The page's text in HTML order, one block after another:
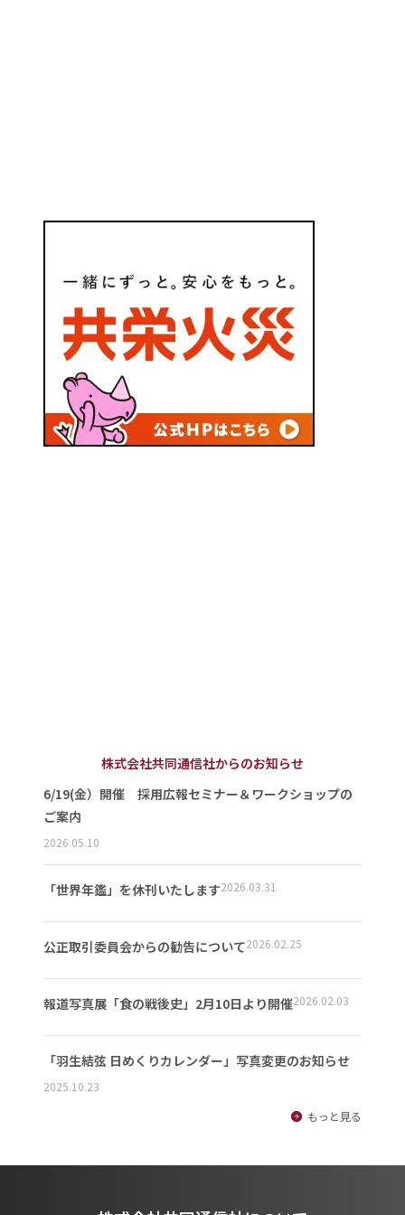
株式会社共同通信社からのお知らせ
6/19(金）開催 採用広報セミナー＆ワークショップの
ご案内
2026.05.10
「世界年鑑」を休刊いたします2026.03.31
公正取引委員会からの勧告について2026.02.25
報道写真展「食の戦後史」2月10日より開催2026.02.03
「羽生結弦 日めくりカレンダー」写真変更のお知らせ
2025.10.23
もっと見る